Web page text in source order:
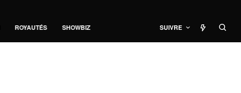
ROYAUTÉS SHOWBIZ SUIVRE